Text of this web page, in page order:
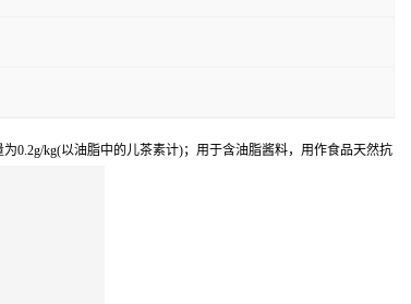
0.2g/kg(以油脂中的儿茶素计)；用于含油脂酱料，用作食品天然抗